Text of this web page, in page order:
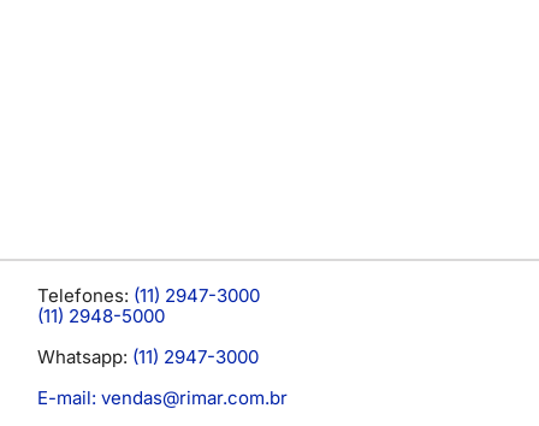
Telefones: (11) 2947-3000
(11) 2948-5000
Whatsapp: (11) 2947-3000
E-mail: vendas@rimar.com.br